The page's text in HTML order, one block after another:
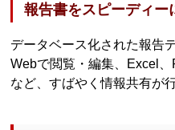
報告書をスピーディー
データベース化された報告
Webで閲覧・編集、Excel
など、すばやく情報共有が